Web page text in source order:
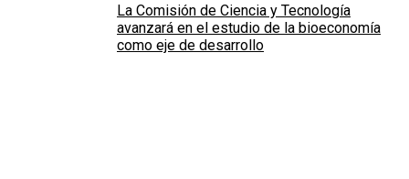
La Comisión de Ciencia y Tecnología
avanzará en el estudio de la bioeconomía
como eje de desarrollo